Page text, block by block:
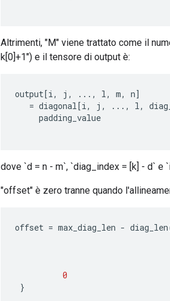
Altrimenti, "M" viene trattato come il
k[0]+1") e il tensore di output è:
output[i, j , ..., l, m, n]
= diagonal[i, j , ..., l,
padding_value
dove `d = n - m`, `diag_index = [k] - d` e
"offset" è zero tranne quando
offset = max_diag_len - diag_len
0
}